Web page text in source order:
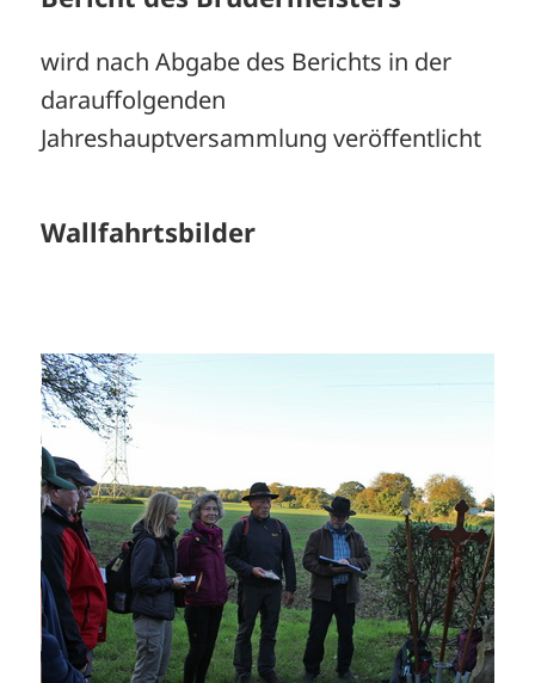
wird nach Abgabe des Berichts in der
darauffolgenden
Jahreshauptversammlung veröffentlicht
Wallfahrtsbilder